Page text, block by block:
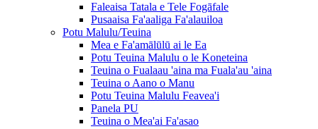
Faleaisa Tatala e Tele Fogāfale
Pusaaisa Fa'aaliga Fa'alauiloa
Potu Malulu/Teuina
Mea e Fa'amālūlū ai le Ea
Potu Teuina Malulu o le Koneteina
Teuina o Fualaau 'aina ma Fuala'au 'aina
Teuina o Aano o Manu
Potu Teuina Malulu Feavea'i
Panela PU
Teuina o Mea'ai Fa'asao